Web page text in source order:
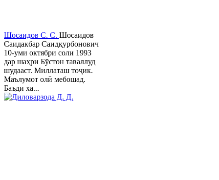
Шосаидов С. С. Шосаидов
Саидакбар Саидқурбонович
10-уми октябри соли 1993
дар шаҳри Бўстон таваллуд
шудааст. Миллаташ тоҷик.
Маълумот олӣ мебошад.
Баъди ха...